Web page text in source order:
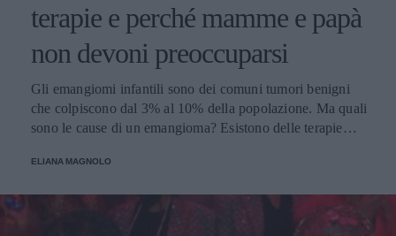
terapie e perché mamme e papà
non devoni preoccuparsi
Gli emangiomi infantili sono dei comuni tumori benigni
che colpiscono dal 3% al 10% della popolazione. Ma quali
sono le cause di un emangioma? Esistono delle terapie
di mamma e papà chi ci pensa? Parliamone insieme.
ELIANA MAGNOLO